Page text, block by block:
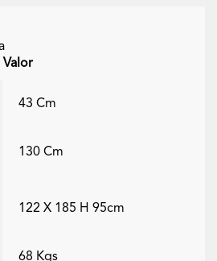
Valor
43 Cm
130 Cm
122 X 185 H 95cm
68 Kgs